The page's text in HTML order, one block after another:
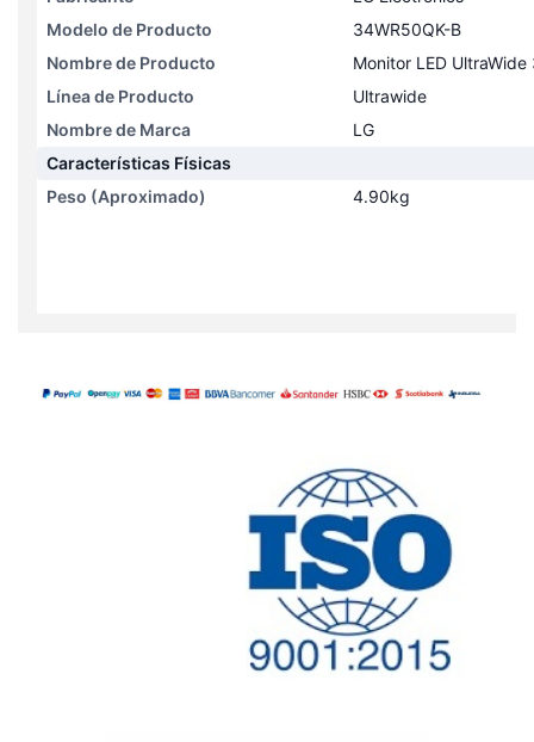
Modelo de Producto
34WR50QK-B
Nombre de Producto
Monitor LED UltraWide
Línea de Producto
Ultrawide
Nombre de Marca
LG
Características Físicas
Peso (Aproximado)
4.90kg